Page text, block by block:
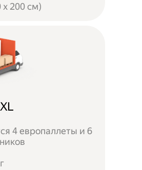
x 200 см)
4 европаллеты и 6